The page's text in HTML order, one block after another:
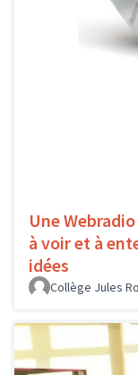
Une
à voir et à
idées
Collège Jules